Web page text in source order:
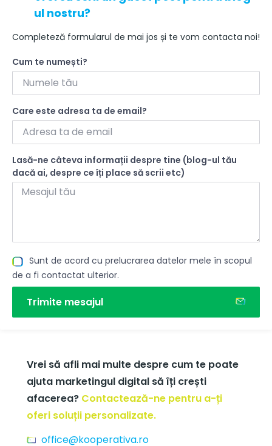
ul nostru?
Completeză formularul de mai jos și te vom contacta noi!
Cum te numești?
Care este adresa ta de email?
Lasă-ne câteva informații despre tine (blog-ul tău
dacă ai, despre ce îți place să scrii etc)
Sunt de acord cu prelucrarea datelor mele în scopul
de a fi contactat ulterior.
Trimite mesajul
Vrei să afli mai multe despre cum te poate
ajuta marketingul digital să îți crești
afacerea? Contactează-ne pentru a-ți
oferi soluții personalizate.
office@kooperativa.ro